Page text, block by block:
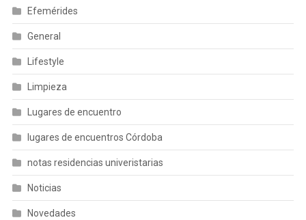
Efemérides
General
Lifestyle
Limpieza
Lugares de encuentro
lugares de encuentros Córdoba
notas residencias univeristarias
Noticias
Novedades